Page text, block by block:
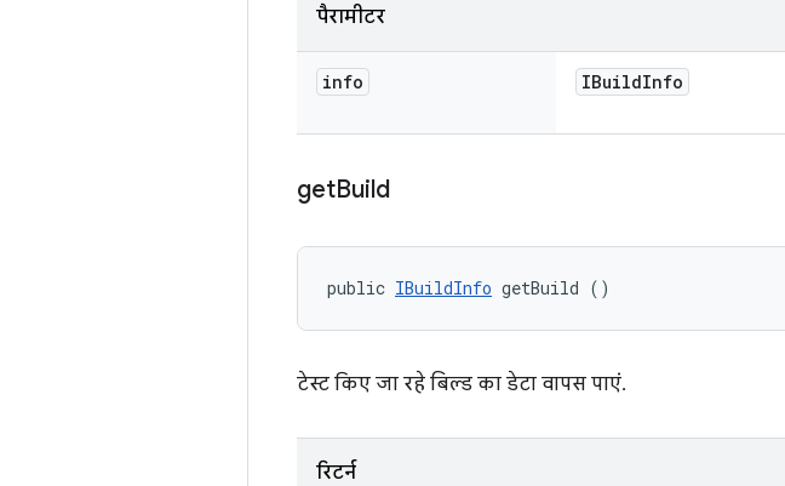
पैरामीटर
info IBuildInfo
getBuild
public IBuildInfo getBuild ()
टेस्ट किए जा रहे बिल्ड का डेटा वापस पाएं.
रिटर्न